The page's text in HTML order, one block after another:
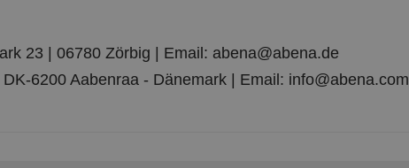
23 | 06780 Zörbig | Email: abena@abena.de
6200 Aabenraa - Dänemark | Email: info@abena.com